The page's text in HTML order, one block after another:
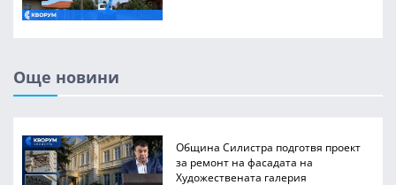
Още новини
Община Силистра подготвя проект
за ремонт на фасадата на
Художествената галерия